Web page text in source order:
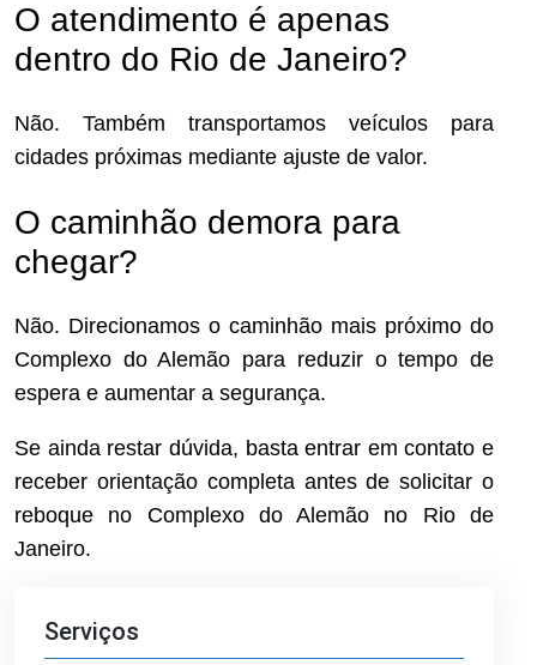
Serviços
O atendimento é apenas
dentro do Rio de Janeiro?
Não. Também transportamos veículos para
cidades próximas mediante ajuste de valor.
O caminhão demora para
chegar?
Não. Direcionamos o caminhão mais próximo do
Complexo do Alemão para reduzir o tempo de
espera e aumentar a segurança.
Se ainda restar dúvida, basta entrar em contato e
receber orientação completa antes de solicitar o
reboque no Complexo do Alemão no Rio de
Janeiro.